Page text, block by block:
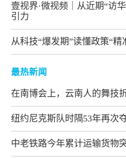
壹视界·微视频｜从近期“访
引力
从科技“爆发期”读懂政策“精
最热新闻
在南博会上，云南人的舞技
纽约尼克斯队时隔53年再次
中老铁路今年累计运输货物